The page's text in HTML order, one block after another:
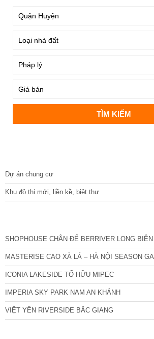
Dự án chung cư
Khu đô thị mới, liền kề, biệt thự
SHOPHOUSE CHÂN ĐẾ BERRIVER LONG BIÊN
MASTERISE CAO XÀ LÁ – HÀ NỘI SEASON
ICONIA LAKESIDE TỐ HỮU MIPEC
IMPERIA SKY PARK NAM AN KHÁNH
VIỆT YÊN RIVERSIDE BẮC GIANG